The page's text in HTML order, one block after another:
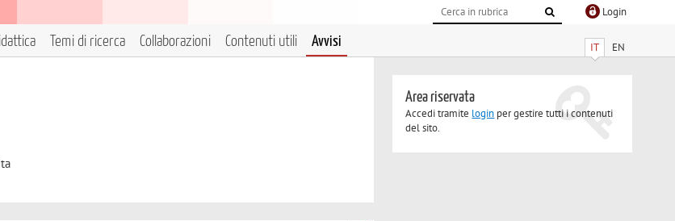
Login
IT EN
Temi di ricerca Collaborazioni Contenuti utili Avvisi
Area riservata
Accedi tramite login per gestire tutti i contenuti
del sito.